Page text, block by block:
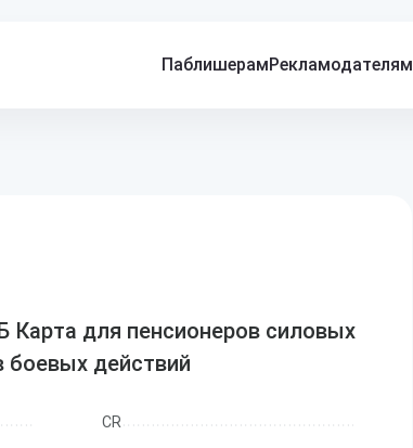
ПаблишерамРекламодателям
Карта для пенсионеров силовых
боевых действий
CR